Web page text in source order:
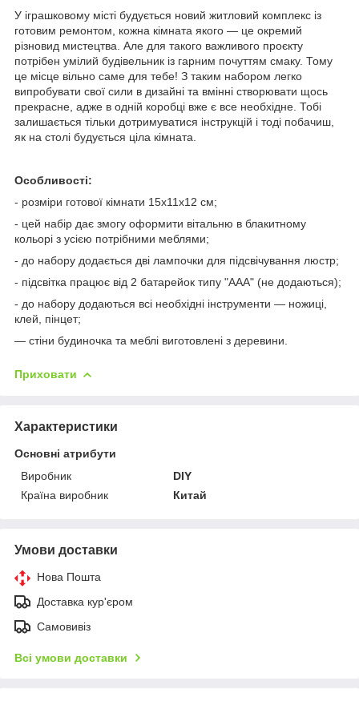
У іграшковому місті будується новий житловий комплекс із
готовим ремонтом, кожна кімната якого — це окремий
різновид мистецтва. Але для такого важливого проєкту
потрібен умілий будівельник із гарним почуттям смаку. Тому
це місце вільно саме для тебе! З таким набором легко
випробувати свої сили в дизайні та вмінні створювати щось
прекрасне, адже в одній коробці вже є все необхідне. Тобі
залишається тільки дотримуватися інструкцій і тоді побачиш,
як на столі будується ціла кімната.
Особливості:
- розміри готової кімнати 15х11х12 см;
- цей набір дає змогу оформити вітальню в блакитному
кольорі з усією потрібними меблями;
- до набору додається дві лампочки для підсвічування люстр;
- підсвітка працює від 2 батарейок типу "ААА" (не додаються);
- до набору додаються всі необхідні інструменти — ножиці,
клей, пінцет;
— стіни будиночка та меблі виготовлені з деревини.
Приховати
Характеристики
Основні атрибути
Виробник
DIY
Країна виробник
Китай
Умови доставки
Нова Пошта
Доставка кур'єром
Самовивіз
Всі умови доставки